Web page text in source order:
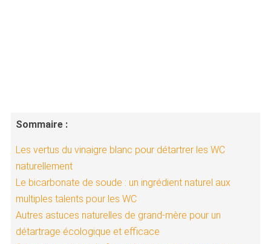
Sommaire :
Les vertus du vinaigre blanc pour détartrer les WC
naturellement
Le bicarbonate de soude : un ingrédient naturel aux
multiples talents pour les WC
Autres astuces naturelles de grand-mère pour un
détartrage écologique et efficace